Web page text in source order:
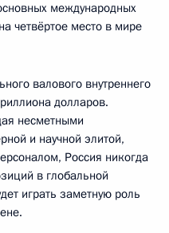
международных
четвёртое место в мире
валового внутреннего
долларов.
несметными
и научной элитой,
Россия никогда
в глобальной
играть заметную роль